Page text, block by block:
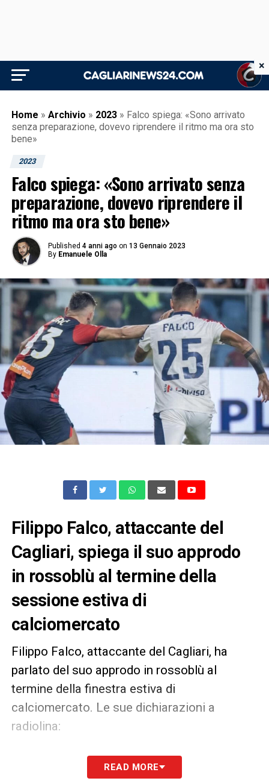
Home » Archivio » 2023 » Falco spiega: «Sono arrivato
senza preparazione, dovevo riprendere il ritmo ma ora sto
bene»
2023
Falco spiega: «Sono arrivato senza
preparazione, dovevo riprendere il
ritmo ma ora sto bene»
Published 4 anni ago on 13 Gennaio 2023
By Emanuele Olla
Filippo Falco, attaccante del
Cagliari, spiega il suo approdo
in rossoblù al termine della
sessione estiva di
calciomercato
Filippo Falco, attaccante del Cagliari, ha
parlato del suo approdo in rossoblù al
termine della finestra estiva di
calciomercato. Le sue dichiarazioni a
radiolina:
«Il mio inserimento? Ambientarmi al Cagliari
non è stato difficile, soprattutto venendo
READ MORE
×